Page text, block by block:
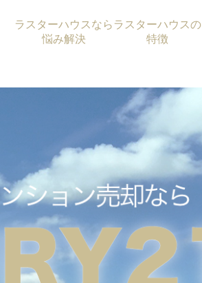
ラスターハウスなら
悩み解決
ラスターハウスの
特徴